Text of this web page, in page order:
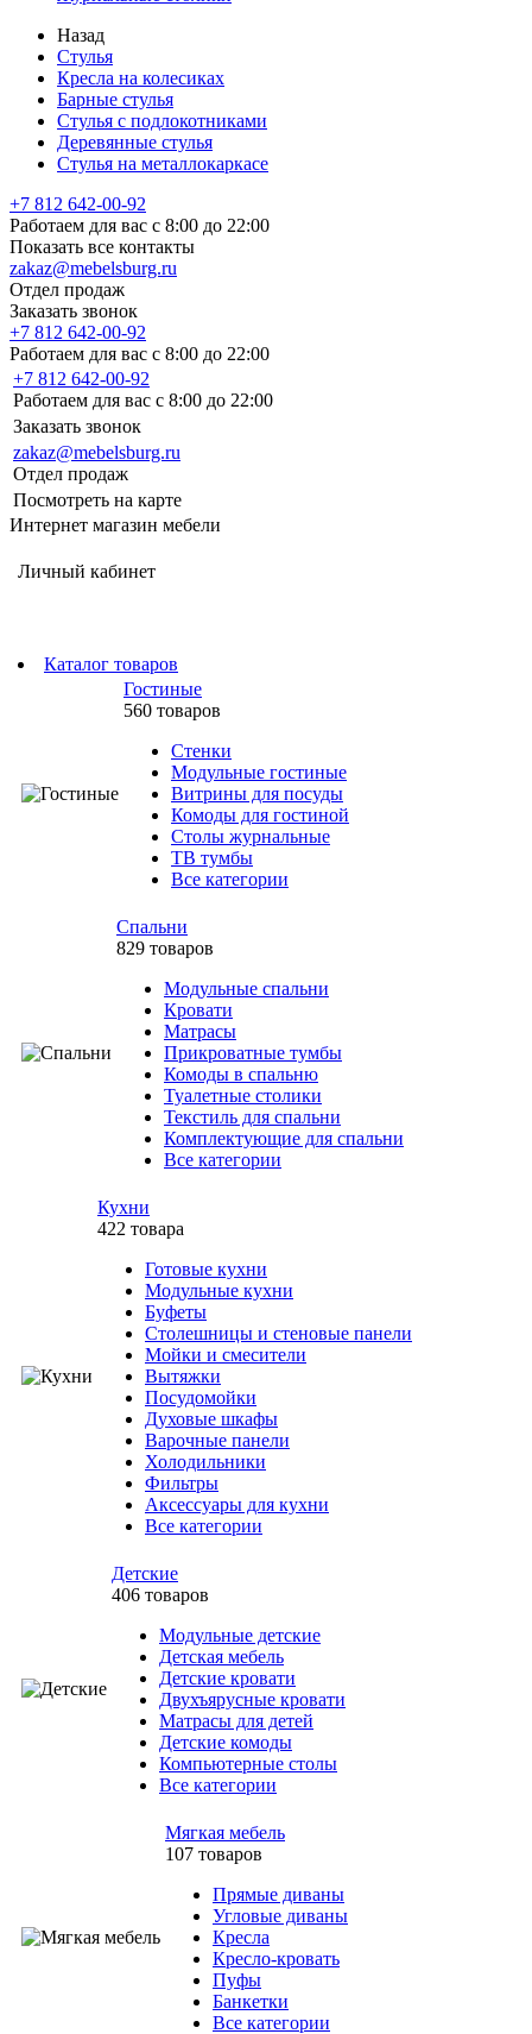
Назад
Стулья
Кресла на колесиках
Барные стулья
Стулья с подлокотниками
Деревянные стулья
Стулья на металлокаркасе
+7 812 642-00-92
Работаем для вас с 8:00 до 22:00
Показать все контакты
zakaz@mebelsburg.ru
Отдел продаж
Заказать звонок
+7 812 642-00-92
Работаем для вас с 8:00 до 22:00
+7 812 642-00-92
Работаем для вас с 8:00 до 22:00
Заказать звонок
zakaz@mebelsburg.ru
Отдел продаж
Посмотреть на карте
Интернет магазин мебели
Личный кабинет
Каталог товаров
Гостиные
560 товаров
Стенки
Модульные гостиные
Витрины для посуды
Комоды для гостиной
Столы журнальные
ТВ тумбы
Все категории
Спальни
829 товаров
Модульные спальни
Кровати
Матрасы
Прикроватные тумбы
Комоды в спальню
Туалетные столики
Текстиль для спальни
Комплектующие для спальни
Все категории
Кухни
422 товара
Готовые кухни
Модульные кухни
Буфеты
Столешницы и стеновые панели
Мойки и смесители
Вытяжки
Посудомойки
Духовые шкафы
Варочные панели
Холодильники
Фильтры
Аксессуары для кухни
Все категории
Детские
406 товаров
Модульные детские
Детская мебель
Детские кровати
Двухъярусные кровати
Матрасы для детей
Детские комоды
Компьютерные столы
Все категории
Мягкая мебель
107 товаров
Прямые диваны
Угловые диваны
Кресла
Кресло-кровать
Пуфы
Банкетки
Все категории